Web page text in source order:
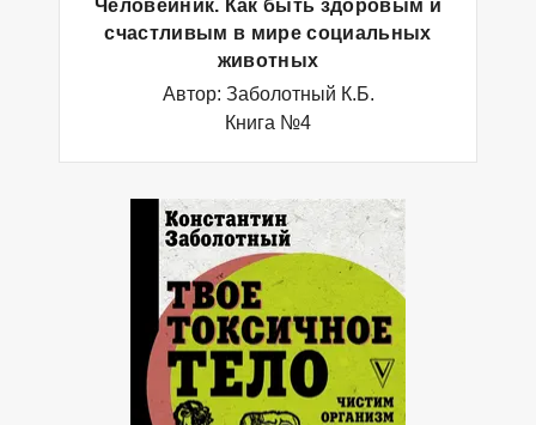
Человейник. Как быть здоровым и
счастливым в мире социальных
животных
Автор: Заболотный К.Б.
Книга №4